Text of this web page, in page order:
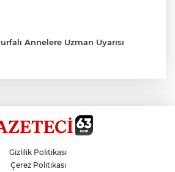
Annelere Uzman Uyarısı
Kazada 7 Kişi Yaralandı
Gizlilik Politikası
Çerez Politikası